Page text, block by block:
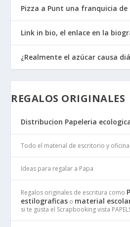
Pizza a Punt una franquicia
Link in bio, el enlace en la
¿Realmente el azúcar causa
REGALOS ORIGINALES
Distribucion Papeleria
Todo el material de escritorio y
Ideas para regalar a Papa
Regalos originales de escritura como
estilograficas o material
si te gusta el Scrapbooking vista